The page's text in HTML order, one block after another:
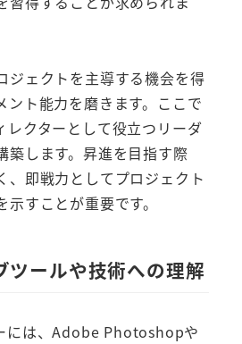
ジェクトを主導する機会を得
ント能力を磨きます。ここで
レクターとして役立つリーダ
築します。昇進を目指す際
、即戦力としてプロジェクト
すことが重要です。
ツールや技術への理解
には、Adobe Photoshopや